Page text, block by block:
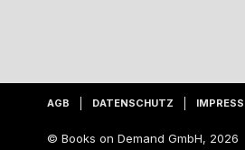
AGB DATENSCHUTZ
© Books on Demand GmbH, 2026